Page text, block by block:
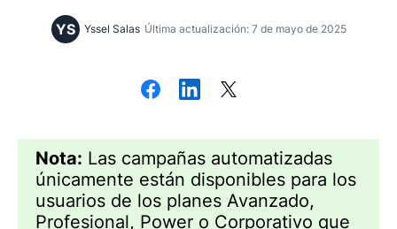
YS Yssel Salas Última actualización: 7 de mayo de 2025
Nota: Las campañas automatizadas
únicamente están disponibles para los
usuarios de los planes Avanzado,
Profesional, Power o Corporativo que